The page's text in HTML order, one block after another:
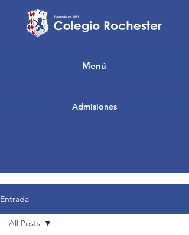
Admisiones
Menú
Entrada
All Posts